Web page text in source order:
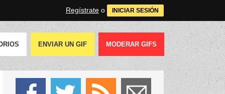
Regístrate o INICIAR SESIÓN
ENVIAR UN GIF MODERAR GIFS